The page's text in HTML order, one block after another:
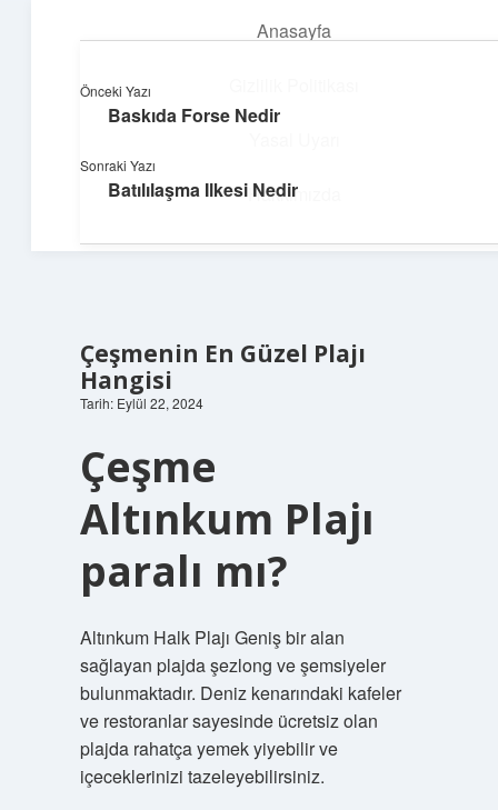
Anasayfa
Hakkımızda
Dijital dünyada keyifli bir macera!
Çeşmenin En Güzel Plajı
Hangisi
Tarih: Eylül 22, 2024
Çeşme
Altınkum Plajı
paralı mı?
Altınkum Halk Plajı Geniş bir alan
sağlayan plajda şezlong ve şemsiyeler
bulunmaktadır. Deniz kenarındaki kafeler
ve restoranlar sayesinde ücretsiz olan
plajda rahatça yemek yiyebilir ve
içeceklerinizi tazeleyebilirsiniz.
Önceki Yazı
Baskıda Forse Nedir
Sonraki Yazı
Batılılaşma Ilkesi Nedir